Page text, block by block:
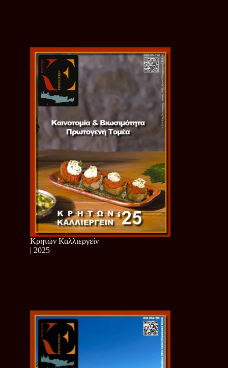
Κρητών Καλλιεργείν
| 2025